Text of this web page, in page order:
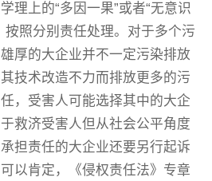
理上的“多因一果”或者“无意识
按照分别责任处理。对于多个污
厚的大企业并不一定污染排放
技术改造不力而排放更多的污
，受害人可能选择其中的大企
救济受害人但从社会公平角度
担责任的大企业还要另行起诉
以肯定，《侵权责任法》专章